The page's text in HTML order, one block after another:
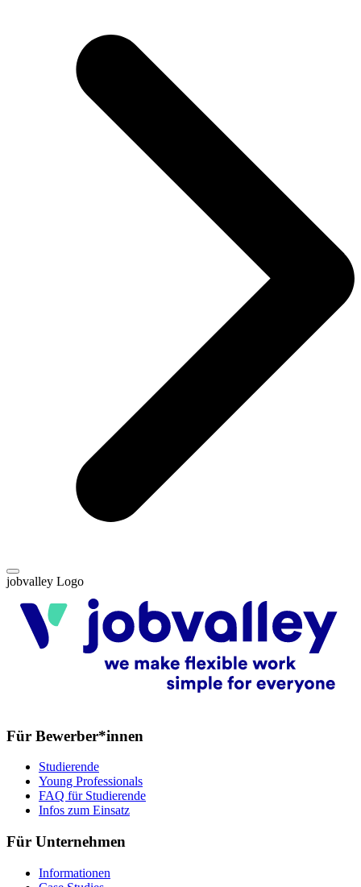
jobvalley Logo
Für Bewerber*innen
Studierende
Young Professionals
FAQ für Studierende
Infos zum Einsatz
Für Unternehmen
Informationen